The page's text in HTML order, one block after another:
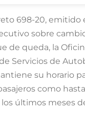
698-20, emitido
sobre
de queda, la
Servicios de
su horario
como
últimos meses